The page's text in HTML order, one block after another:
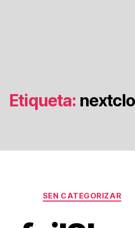
Etiqueta:
Categorías
SEN CATEGORIZAR